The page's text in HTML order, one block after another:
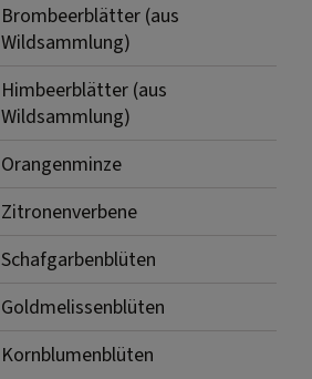
Brombeerblätter (aus
Wildsammlung)
Himbeerblätter (aus
Wildsammlung)
Orangenminze
Zitronenverbene
Schafgarbenblüten
Goldmelissenblüten
Kornblumenblüten